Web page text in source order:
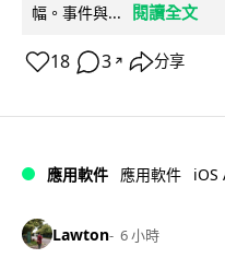
幅。事件與...
閱讀全文
18 3 ↗ 分享
應用軟件 應用軟件 iOS
Lawton 6 小時